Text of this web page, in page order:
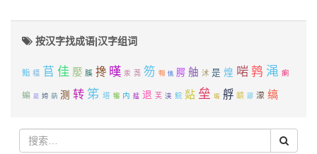
按汉字找成语|汉字组词
鮨 橿 苢 佳 嬮 膎 搀 暵 汞 荛 笏 翈 恌 腭 舳 沭 是 煌 啱 鹑 渑 瘌
蝙 藣 姱 蒳 测 转 笫 塔 犓 内 艋 退 芙 浃 鲩 煔 垒 塅 艀 靧 郔 濛 缟